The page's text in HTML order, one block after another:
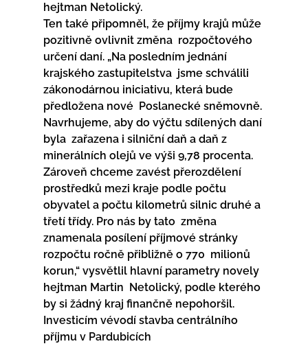
hejtman Netolický.
Ten také připomněl, že příjmy krajů může
pozitivně ovlivnit změna  rozpočtového
určení daní. „Na posledním jednání
krajského zastupitelstva  jsme schválili
zákonodárnou iniciativu, která bude
předložena nové  Poslanecké sněmovně.
Navrhujeme, aby do výčtu sdílených daní
byla  zařazena i silniční daň a daň z
minerálních olejů ve výši 9,78 procenta.
Zároveň chceme zavést přerozdělení
prostředků mezi kraje podle počtu
obyvatel a počtu kilometrů silnic druhé a
třetí třídy. Pro nás by tato  změna
znamenala posílení příjmové stránky
rozpočtu ročně přibližně o 770  milionů
korun,“ vysvětlil hlavní parametry novely
hejtman Martin  Netolický, podle kterého
by si žádný kraj finančně nepohoršil.
Investicím vévodí stavba centrálního
příjmu v Pardubicích